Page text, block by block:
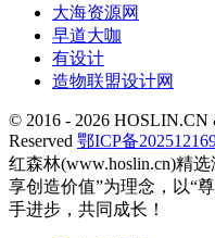
大海资源网
早道大咖
有设计
造物联盟设计网
© 2016 - 2026 HOSLIN.CN
Reserved 鄂ICP备
红森林(www.hoslin.cn)精
享创造价值”为理念，以“
手进步，共同成长！